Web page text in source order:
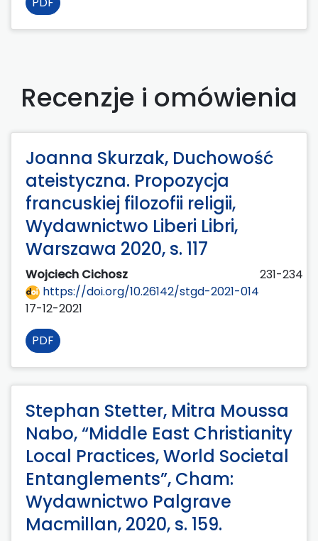
Recenzje i omówienia
Joanna Skurzak, Duchowość
ateistyczna. Propozycja
francuskiej filozofii religii,
Wydawnictwo Liberi Libri,
Warszawa 2020, s. 117
Wojciech Cichosz
231-234
https://doi.org/10.26142/stgd-2021-014
17-12-2021
PDF
Stephan Stetter, Mitra Moussa
Nabo, “Middle East Christianity
Local Practices, World Societal
Entanglements”, Cham:
Wydawnictwo Palgrave
Macmillan, 2020, s. 159.